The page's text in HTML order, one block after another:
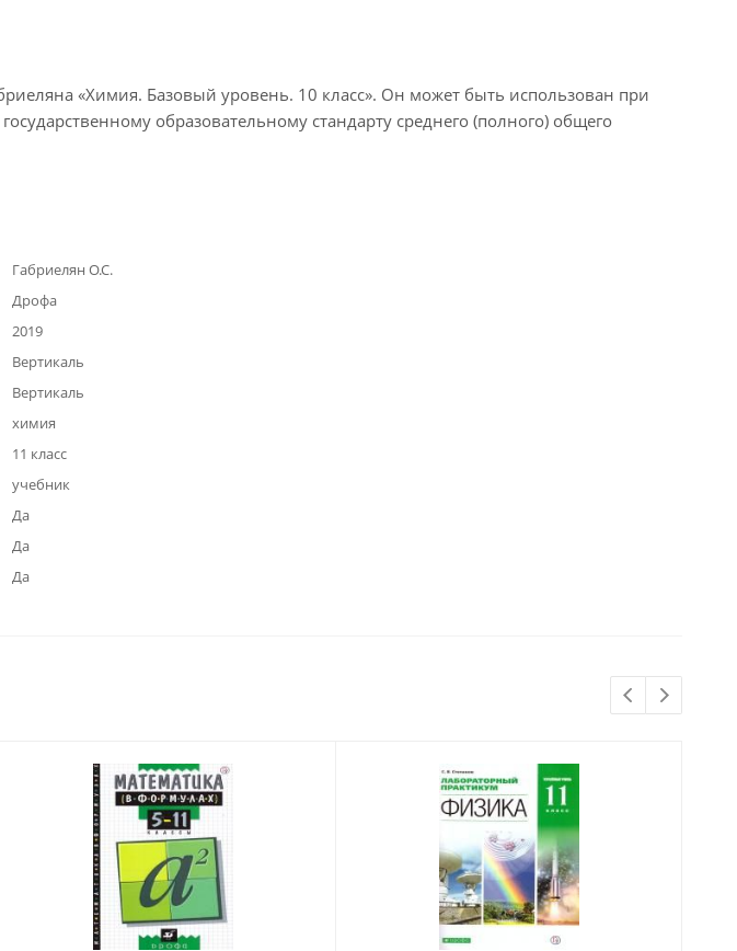
«Химия. Базовый уровень. 10 класс». Он может быть использован при
образовательному стандарту среднего (полного) общего
Габриелян О.С.
Дрофа
2019
Вертикаль
Вертикаль
химия
11 класс
учебник
Да
Да
Да